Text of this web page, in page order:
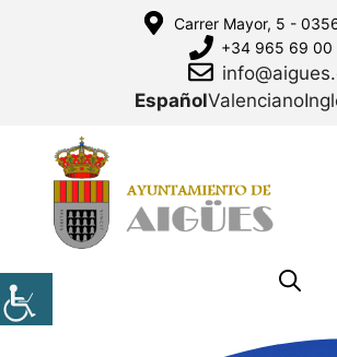
Carrer Mayor, 5 -
+34 965 69 00
EspañolValenciano